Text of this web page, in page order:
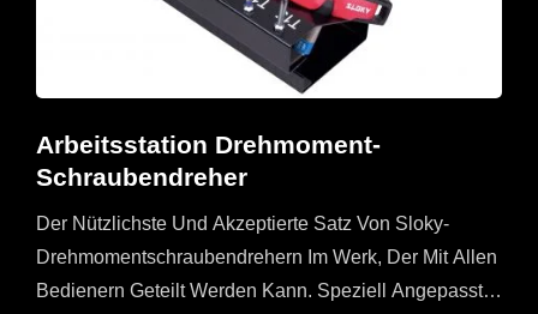
Arbeitsstation Drehmoment-
Schraubendreher
Der Nützlichste Und Akzeptierte Satz Von Sloky-
Drehmomentschraubendrehern Im Werk, Der Mit Allen
Bedienern Geteilt Werden Kann. Speziell Angepasster